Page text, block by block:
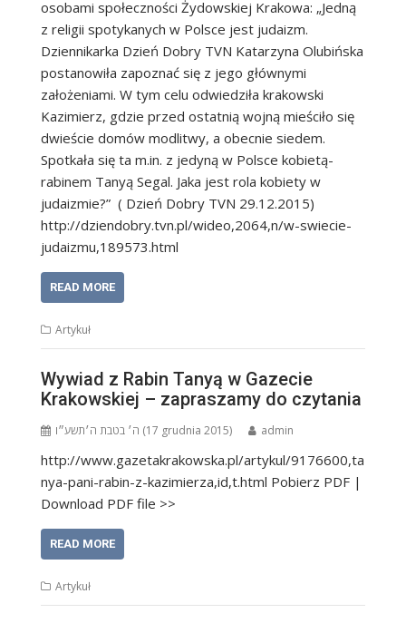
osobami społeczności Żydowskiej Krakowa: „Jedną
z religii spotykanych w Polsce jest judaizm.
Dziennikarka Dzień Dobry TVN Katarzyna Olubińska
postanowiła zapoznać się z jego głównymi
założeniami. W tym celu odwiedziła krakowski
Kazimierz, gdzie przed ostatnią wojną mieściło się
dwieście domów modlitwy, a obecnie siedem.
Spotkała się ta m.in. z jedyną w Polsce kobietą-
rabinem Tanyą Segal. Jaka jest rola kobiety w
judaizmie?” ( Dzień Dobry TVN 29.12.2015)
http://dziendobry.tvn.pl/wideo,2064,n/w-swiecie-
judaizmu,189573.html
READ MORE
Artykuł
Wywiad z Rabin Tanyą w Gazecie
Krakowskiej – zapraszamy do czytania
ה׳ בטבת ה׳תשע״ו (17 grudnia 2015) admin
http://www.gazetakrakowska.pl/artykul/9176600,ta
nya-pani-rabin-z-kazimierza,id,t.html Pobierz PDF |
Download PDF file >>
READ MORE
Artykuł